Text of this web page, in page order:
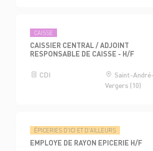
CAISSE
CAISSIER CENTRAL / ADJOINT
RESPONSABLE DE CAISSE - H/F
CDI
Saint-
Vergers (10)
ÉPICERIES D'ICI ET D'AILLEURS
EMPLOYE DE RAYON EPICERIE H/F